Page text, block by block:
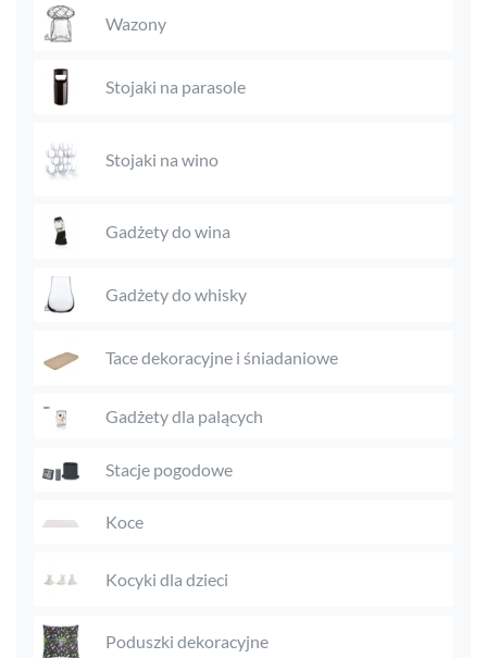
Wazony
Stojaki na parasole
Stojaki na wino
Gadżety do wina
Gadżety do whisky
Tace dekoracyjne i śniadaniowe
Gadżety dla palących
Stacje pogodowe
Koce
Kocyki dla dzieci
Poduszki dekoracyjne